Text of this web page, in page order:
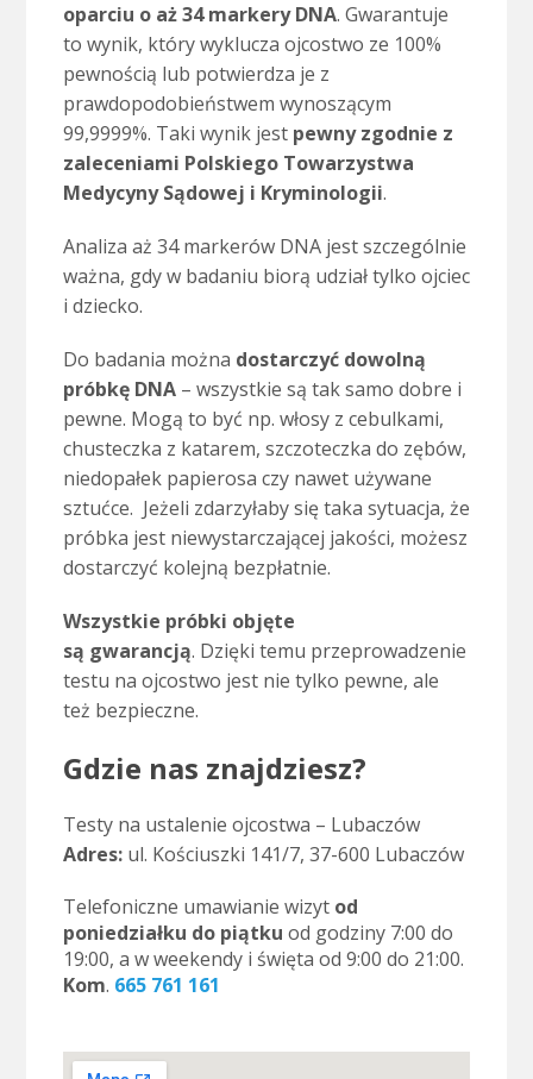
oparciu o aż 34 markery DNA. Gwarantuje
to wynik, który wyklucza ojcostwo ze 100%
pewnością lub potwierdza je z
prawdopodobieństwem wynoszącym
99,9999%. Taki wynik jest pewny zgodnie z
zaleceniami Polskiego Towarzystwa
Medycyny Sądowej i Kryminologii.
Analiza aż 34 markerów DNA jest szczególnie
ważna, gdy w badaniu biorą udział tylko ojciec
i dziecko.
Do badania można dostarczyć dowolną
próbkę DNA – wszystkie są tak samo dobre i
pewne. Mogą to być np. włosy z cebulkami,
chusteczka z katarem, szczoteczka do zębów,
niedopałek papierosa czy nawet używane
sztućce. Jeżeli zdarzyłaby się taka sytuacja, że
próbka jest niewystarczającej jakości, możesz
dostarczyć kolejną bezpłatnie.
Wszystkie próbki objęte
są gwarancją. Dzięki temu przeprowadzenie
testu na ojcostwo jest nie tylko pewne, ale
też bezpieczne.
Gdzie nas znajdziesz?
Testy na ustalenie ojcostwa – Lubaczów
Adres:ul. Koś­ciuszki 141/7, 37-600 Lubaczów
Telefoniczne umawianie wizytod
poniedziałku do piątku od godziny 7:00 do
19:00, a w weekendy i święta od 9:00 do 21:00.
Kom. 665 761 161